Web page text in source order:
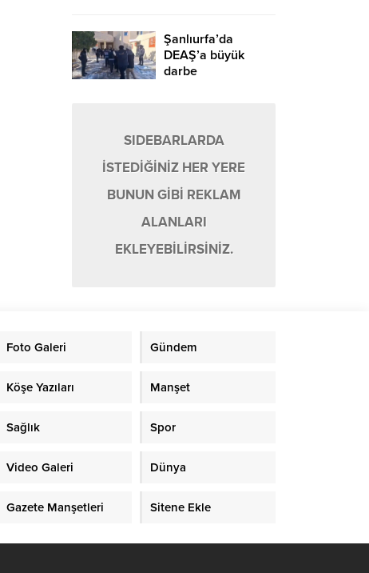
Şanlıurfa’da
DEAŞ’a büyük
darbe
SIDEBARLARDA
İSTEDİĞİNİZ HER YERE
BUNUN GİBİ REKLAM
ALANLARI
EKLEYEBİLİRSİNİZ.
Foto Galeri Gündem
Köşe Yazıları Manşet
Sağlık Spor
Video Galeri Dünya
Gazete Manşetleri Sitene Ekle